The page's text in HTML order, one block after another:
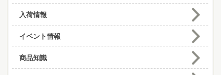
入荷情報
イベント情報
商品知識